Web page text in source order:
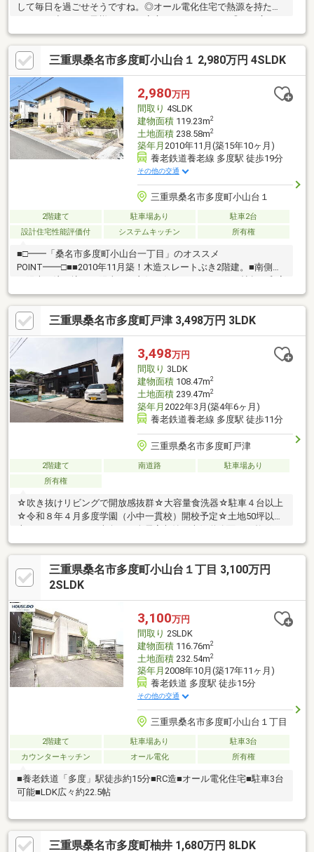
して毎日を過ごせそうですね。◎オール電化住宅で熱源を持たな
いため、小さなお子様がいても安心できそうですね♪◎LDK広々
22.5帖！上質な大理石調のデザインが特徴的です♪◇周辺環境◇車
での移動が便利なエリア♪・F☆MART多度店：徒歩約23分（約
1800ｍ）・ファミリーマート桑名多度小山店：徒歩約10分（約
750ｍ）・セブンイレブン桑名多度1丁目店：徒歩約10分（約750
ｍ）・スギ薬局多度店：徒歩約19分（約1500ｍ）・桑名三重信用
金庫多度支店：徒歩約9分（約650ｍ）
三重県桑名市多度町小山台１ 2,980万円 4SLDK
2,980万円
間取り 4SLDK
建物面積119.23m2
土地面積238.58m2
築年月 2010年11月(築15年10ヶ月)
養老鉄道養老線 多度駅 徒歩19分
その他の交通
三重県桑名市多度町小山台１
2階建て 駐車場あり
駐車2台
設計住宅性能評価付
システムキッチン 所有権
■□━━「桑名市多度町小山台一丁目」のオススメ
POINT━━□■■2010年11月築！木造スレートぶき2階建。■南側か
と一体利用も可能。■水回りの距離が近く、効率よく家事を進め
られます。■食器洗乾燥機などの設備あり。■2階洋室3部屋は6帖
超×振り分けタイプ。 プライベートタイムも快適に過ごせます。
■2階に約3.0帖の書斎スペースあり。■2階ホールは物干しスペー
スとしても◎■WICなど、全居室に収納が備わっています。■周辺
環境・ファミリーマート桑名多度小山店：徒歩14分(約1100m)
三重県桑名市多度町戸津 3,498万円 3LDK
3,498万円
間取り 3LDK
建物面積108.47m2
土地面積239.47m2
築年月 2022年3月(築4年6ヶ月)
養老鉄道養老線 多度駅 徒歩11分
三重県桑名市多度町戸津
2階建て 南道路
駐車場あり
所有権
☆吹き抜けリビングで開放感抜群☆大容量食洗器☆駐車４台以上
☆令和８年４月多度学園（小中一貫校）開校予定☆土地50坪以
上、リバーサイド、南向き、全居室収納、南側道路面す、整形
地、庭、対面式キッチン、トイレ２ヶ所、自然素材使用、２階
建、南庭、吹抜け、緑豊かな住宅地、シューズインクローク、小
学校 徒歩10分以内、平坦地、食器洗乾燥機、周辺交通量少なめ
三重県桑名市多度町小山台１丁目 3,100万円
2SLDK
3,100万円
間取り 2SLDK
建物面積116.76m2
土地面積232.54m2
築年月 2008年10月(築17年11ヶ月)
養老鉄道 多度駅 徒歩15分
その他の交通
三重県桑名市多度町小山台１丁目
2階建て 駐車場あり
駐車3台
カウンターキッチン
オール電化 所有権
■養老鉄道「多度」駅徒歩約15分■RC造■オール電化住宅■駐車3台
可能■LDK広々約22.5帖
三重県桑名市多度町柚井 1,680万円 8LDK